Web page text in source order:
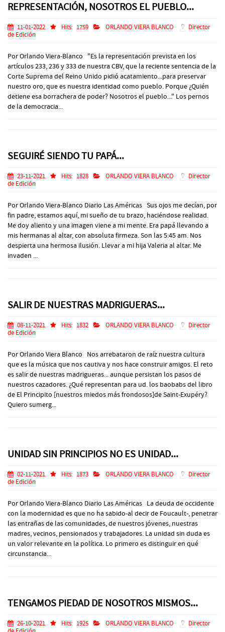
REPRESENTACIÓN, NOSOTROS EL PUEBLO...
11-01-2022 Hits: 1759 ORLANDO VIERA BLANCO
Director
de Edición
Por Orlando Viera-Blanco "Es la representación prevista en los
artículos 233, 236 y 333 de nuestra CBV, que la reciente sentencia de la
Corte Suprema del Reino Unido pidió acatamiento...para preservar
nuestro oro, que es nuestra identidad como pueblo. Porque ¿Quién
detiene esa borrachera de poder? Nosotros el pueblo..." Los pernos
de la democracia...
SEGUIRÉ SIENDO TU PAPÁ...
23-11-2021 Hits: 1828 ORLANDO VIERA BLANCO
Director
de Edición
Por Orlando Viera-Blanco Diario Las Américas Sus ojos me decían, por
fin padre, estamos aquí, mi sueño de tu brazo, haciéndose realidad.
Me doy aliento y una imagen viene a mi mente. Era papá llevando a
mis hermanas al altar, con absoluta firmeza. Son las 5:45 am. Nos
despierta una hermosa ilusión. Llevar a mi hija Valeria al altar. Me
invaden ...
SALIR DE NUESTRAS MADRIGUERAS...
08-11-2021 Hits: 1832 ORLANDO VIERA BLANCO
Director
de Edición
Por Orlando Viera Blanco Nos arrebataron de raíz nuestra cultura
que es la música que nos cautiva y nos hace construir amigos. El reto
es salir de nuestras madrigueras... aunque persistan los pasos de
nuestros cazadores. ¿Qué representan para ud. los baobabs del libro
de El Principito [nuestros miedos más frondosos]de Saint-Exupéry?
Quiero sumerg...
UNIDAD SIN PRINCIPIOS NO ES UNIDAD...
02-11-2021 Hits: 1873 ORLANDO VIERA BLANCO
Director
de Edición
Por Orlando Viera-Blanco Diario Las Américas La deuda de occidente
con la modernidad es que no ha sabido-al decir de Foucault-, penetrar
las entrañas de las comunidades, de nuestros jóvenes, nuestras
madres, vecinos, pensionados y trabajadores. La unidad sin duda es
un valor relevante en la política. Lo primero es distinguir en qué
circunstancia...
TENGAMOS PIEDAD DE NOSOTROS MISMOS...
26-10-2021 Hits: 1925 ORLANDO VIERA BLANCO
Director